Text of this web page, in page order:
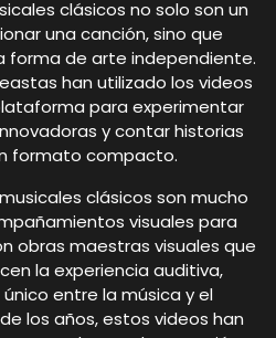
clásicos no solo son un
una canción, sino que
forma de arte independiente.
han utilizado los videos
para experimentar
y contar historias
formato compacto.
clásicos son mucho
visuales para
obras maestras visuales que
la experiencia auditiva,
entre la música y el
los años, estos videos han